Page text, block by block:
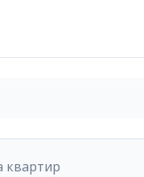
квартир